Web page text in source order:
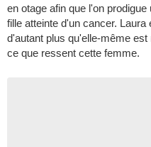
en otage afin que l'on
fille atteinte d'un cancer.
d'autant plus qu'elle-même
ce que ressent cette femme.